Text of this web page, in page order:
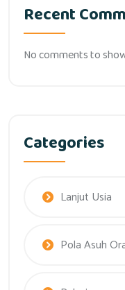
Recent
No comments to
Categories
Lanjut Usia
Pola Asuh